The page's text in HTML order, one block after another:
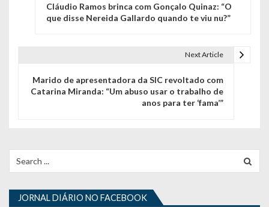
o
d
Cláudio Ramos brinca com Gonçalo Quinaz: “O
que disse Nereida Gallardo quando te viu nu?”
Next Article
Marido de apresentadora da SIC revoltado com
Catarina Miranda: “Um abuso usar o trabalho de
anos para ter ‘fama’”
for:
JORNAL DIÁRIO NO FACEBOOK